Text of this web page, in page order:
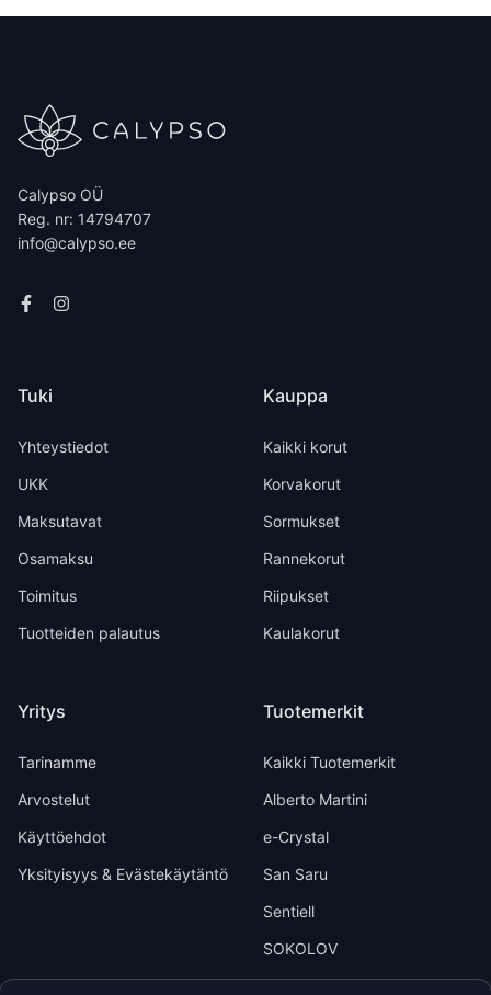
Calypso OÜ
Reg. nr: 14794707
info@calypso.ee
Tuki
Yhteystiedot
UKK
Maksutavat
Osamaksu
Toimitus
Tuotteiden palautus
Yritys
Tarinamme
Arvostelut
Käyttöehdot
Yksityisyys & Evästekäytäntö
Kauppa
Kaikki korut
Korvakorut
Sormukset
Rannekorut
Riipukset
Kaulakorut
Tuotemerkit
Kaikki Tuotemerkit
Alberto Martini
e-Crystal
San Saru
Sentiell
SOKOLOV